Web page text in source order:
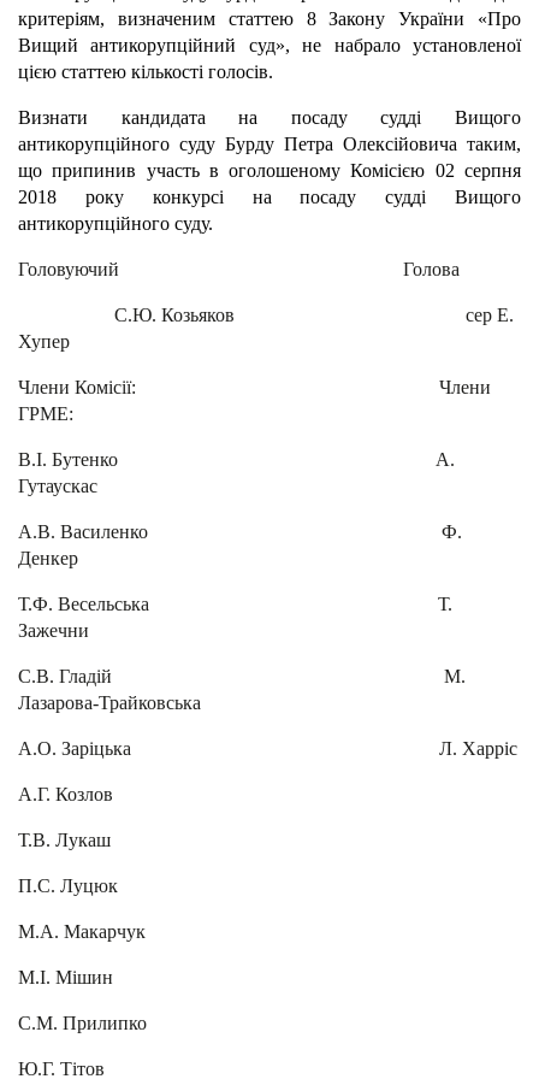
критеріям, визначеним статтею 8 Закону України «Про
Вищий антикорупційний суд», не набрало установленої
цією статтею кількості голосів.
Визнати кандидата на посаду судді Вищого
антикорупційного суду Бурду Петра Олексійовича таким,
що припинив участь в оголошеному Комісією 02 серпня
2018 року конкурсі на посаду судді Вищого
антикорупційного суду.
Головуючий Голова
С.Ю. Козьяков сер Е.
Хупер
Члени Комісії: Члени
ГРМЕ:
В.І. Бутенко А.
Гутаускас
А.В. Василенко Ф.
Денкер
Т.Ф. Весельська Т.
Зажечни
С.В. Гладій М.
Лазарова-Трайковська
А.О. Заріцька Л. Харріс
А.Г. Козлов
Т.В. Лукаш
П.С. Луцюк
М.А. Макарчук
М.І. Мішин
С.М. Прилипко
Ю.Г. Тітов